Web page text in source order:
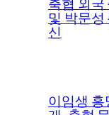
및 박문
신
이임생 홍